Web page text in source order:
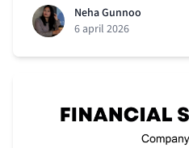
Neha Gunnoo
6 april 2026